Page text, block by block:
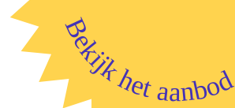
Bekijk het aanbod